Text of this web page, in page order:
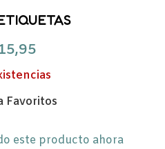
Favoritos
este producto ahora